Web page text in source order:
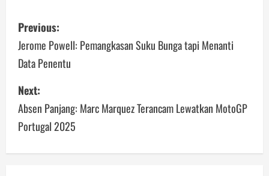
P
o
s
t
n
a
Previous:
Jerome Powell: Pemangkasan Suku Bunga tapi Menanti
Data Penentu
Next:
Absen Panjang: Marc Marquez Terancam Lewatkan MotoGP
Portugal 2025